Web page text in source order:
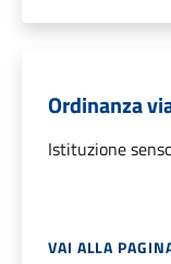
Ordinanza
Istituzione
VAI ALLA